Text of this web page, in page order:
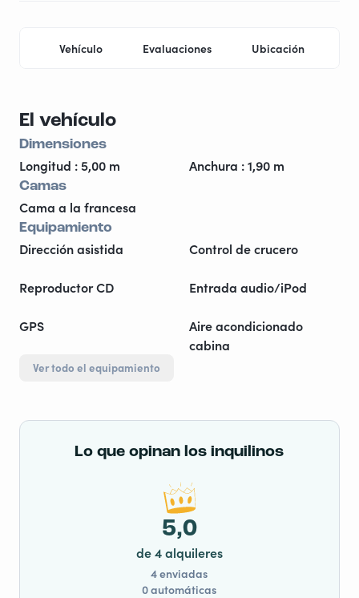
Vehículo Evaluaciones Ubicación
El vehículo
Dimensiones
Longitud : 5,00 m Anchura : 1,90 m
Camas
Cama a la francesa
Equipamiento
Dirección asistida Control de crucero
Reproductor CD Entrada audio/iPod
GPS
Aire acondicionado
cabina
Ver todo el equipamiento
Lo que opinan los inquilinos
5,0
de 4 alquileres
4 enviadas
0 automáticas